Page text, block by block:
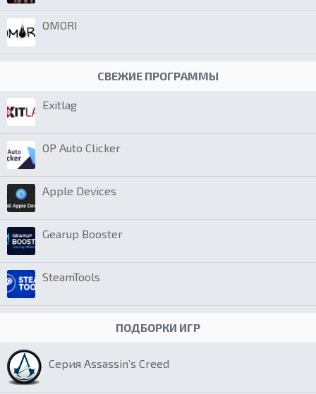
OMORI
СВЕЖИЕ ПРОГРАММЫ
Exitlag
OP Auto Clicker
Apple Devices
Gearup Booster
SteamTools
ПОДБОРКИ ИГР
Серия Assassin’s Creed